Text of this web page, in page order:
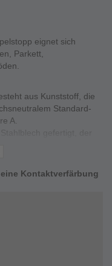
eignet sich
Parkett,
aus Kunststoff, die
Standard-
A.
80 bis 85° Shore A
Kontaktverfärbung